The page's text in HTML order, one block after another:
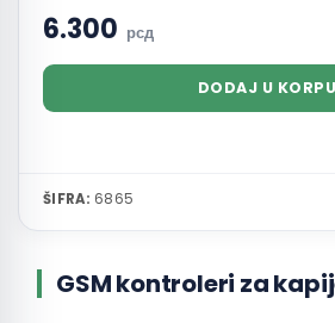
6.300 рсд
DODAJ U KORPU
ŠIFRA: 6865
GSM kontroleri za